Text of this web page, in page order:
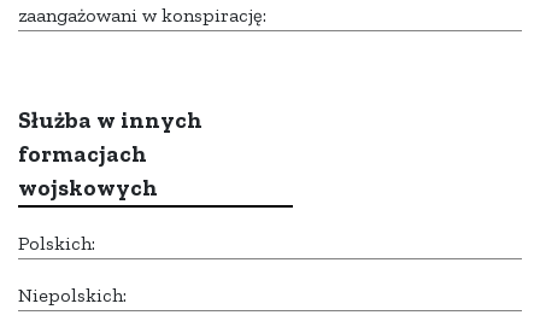
zaangażowani w konspirację:
Służba w innych
formacjach
wojskowych
Polskich:
Niepolskich: